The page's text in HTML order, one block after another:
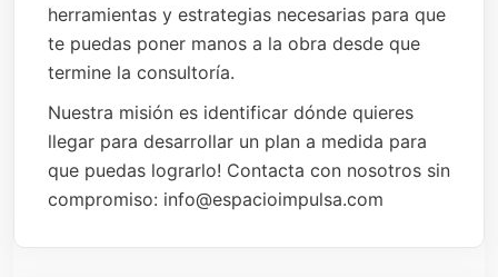
herramientas y estrategias necesarias para que
te puedas poner manos a la obra desde que
termine la consultoría.
Nuestra misión es identificar dónde quieres
llegar para desarrollar un plan a medida para
que puedas lograrlo! Contacta con nosotros sin
compromiso: info@espacioimpulsa.com